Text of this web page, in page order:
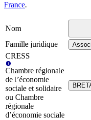
France.
Nom
Famille juridique
CRESS
Chambre régionale
de l’économie
sociale et solidaire
ou Chambre
régionale
d’économie sociale